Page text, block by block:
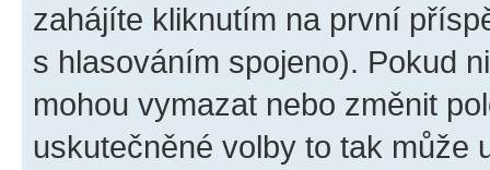
zahájíte kliknutím na první
s hlasováním spojeno). Pokud
mohou vymazat nebo změnit
uskutečněné volby to tak může